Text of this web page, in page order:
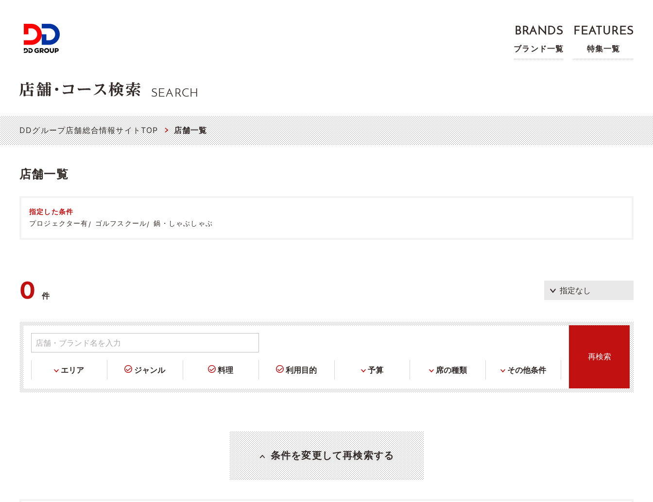
BRANDS
ブランド一覧
FEATURES
特集一覧
SEARCH
DDグループ店舗総合情報サイトTOP 店舗一覧
店舗一覧
指定した条件
プロジェクター有
ゴルフスクール 鍋・しゃぶしゃぶ
0件
エリア ジャンル 料理 利用目的 予算 席の種類 その他条件
条件を変更して再検索する